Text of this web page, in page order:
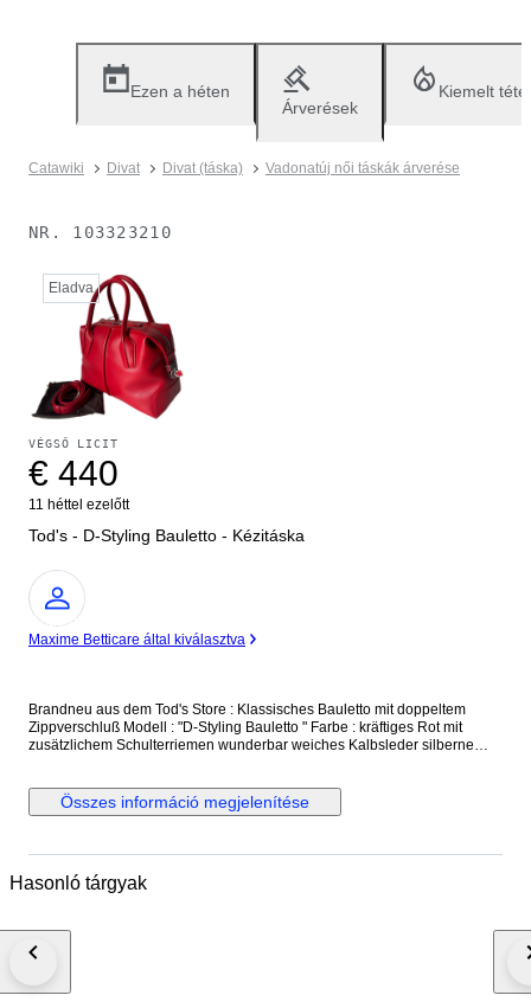
Ezen a héten
Árverések
Kiemelt
Catawiki Divat Divat (táska) Vadonatúj női táskák árverése
NR. 103323210
Eladva
VÉGSŐ LICIT
€ 440
11 héttel ezelőtt
Tod's - D-Styling Bauletto - Kézitáska
Szakértő
Maxime Betticare által kiválasztva
Brandneu aus dem Tod's Store : Klassisches Bauletto mit doppeltem
Zippverschluß Modell : "D-Styling Bauletto " Farbe : kräftiges Rot mit
zusätzlichem Schulterriemen wunderbar weiches Kalbsleder silberne
Dustbag versicherter Versand mit der österreichischen Post
Összes információ megjelenítése
Hasonló tárgyak